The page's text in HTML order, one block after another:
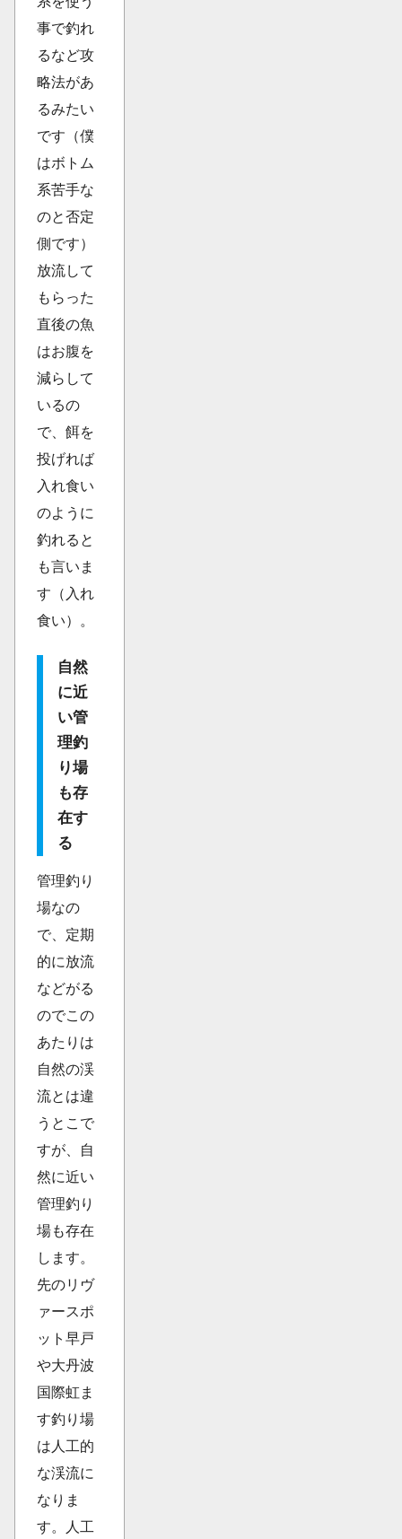
事で釣れ
るなど攻
略法があ
るみたい
です（僕
はボトム
系苦手な
のと否定
側です）
放流して
もらった
直後の魚
はお腹を
減らして
いるの
で、餌を
投げれば
入れ食い
のように
釣れると
も言いま
す（入れ
食い）。
自然
に近
い管
理釣
り場
も存
在す
る
管理釣り
場なの
で、定期
的に放流
などがる
のでこの
あたりは
自然の渓
流とは違
うとこで
すが、自
然に近い
管理釣り
場も存在
します。
先のリヴ
ァースポ
ット早戸
や大丹波
国際虹ま
す釣り場
は人工的
な渓流に
なりま
す。人工